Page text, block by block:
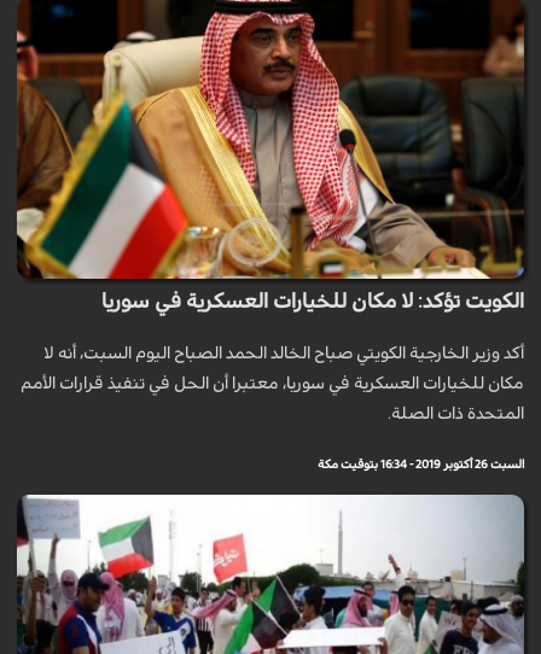
الكويت تؤكد: لا مكان للخيارات العسكرية في سوريا
أكد وزير الخارجية الكويتي صباح الخالد الحمد الصباح اليوم السبت، أنه لا
مكان للخيارات العسكرية في سوريا، معتبرا أن الحل في تنفيذ قرارات الأمم
المتحدة ذات الصلة.
السبت 26 أكتوبر 2019 - 16:34 بتوقيت مكة